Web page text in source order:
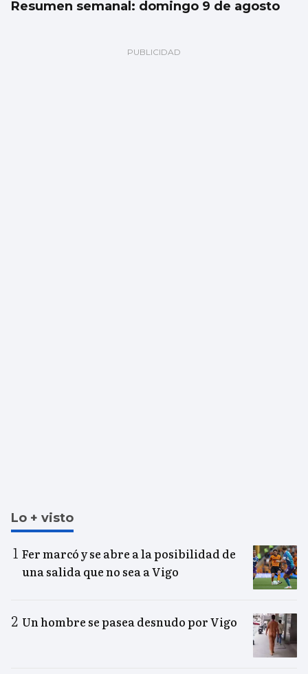
Resumen semanal: domingo 9 de agosto
Lo + visto
Fer marcó y se abre a la posibilidad de
una salida que no sea a Vigo
Un hombre se pasea desnudo por Vigo